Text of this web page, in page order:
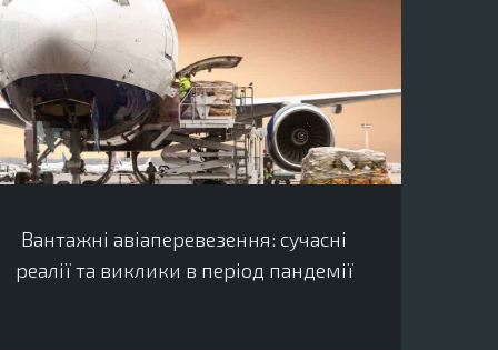
Вантажні авіаперевезення: сучасні
реалії та виклики в період пандемії